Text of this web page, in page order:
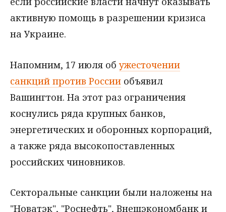
активную помощь в разрешении кризиса
на Украине.
Напомним, 17 июля обужесточении
санкций против России объявил
Вашингтон. На этот раз ограничения
коснулись ряда крупных банков,
энергетических и оборонных корпораций,
а также ряда высокопоставленных
российских чиновников.
Секторальные санкции были наложены на
"Новатэк", "Роснефть", Внешэкономбанк и